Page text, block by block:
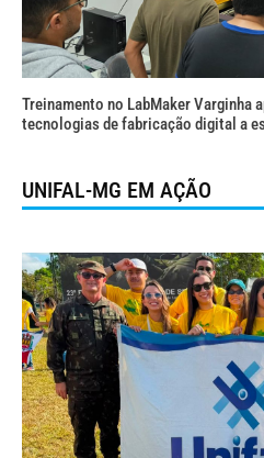
Treinamento no LabMaker Varginha
tecnologias de fabricação digital a
UNIFAL-MG EM AÇÃO